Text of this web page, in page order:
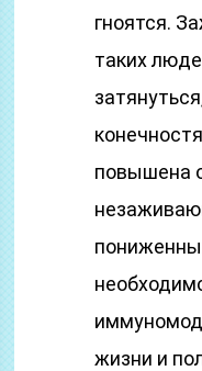
гноятся.
таких
повышена
жизни и